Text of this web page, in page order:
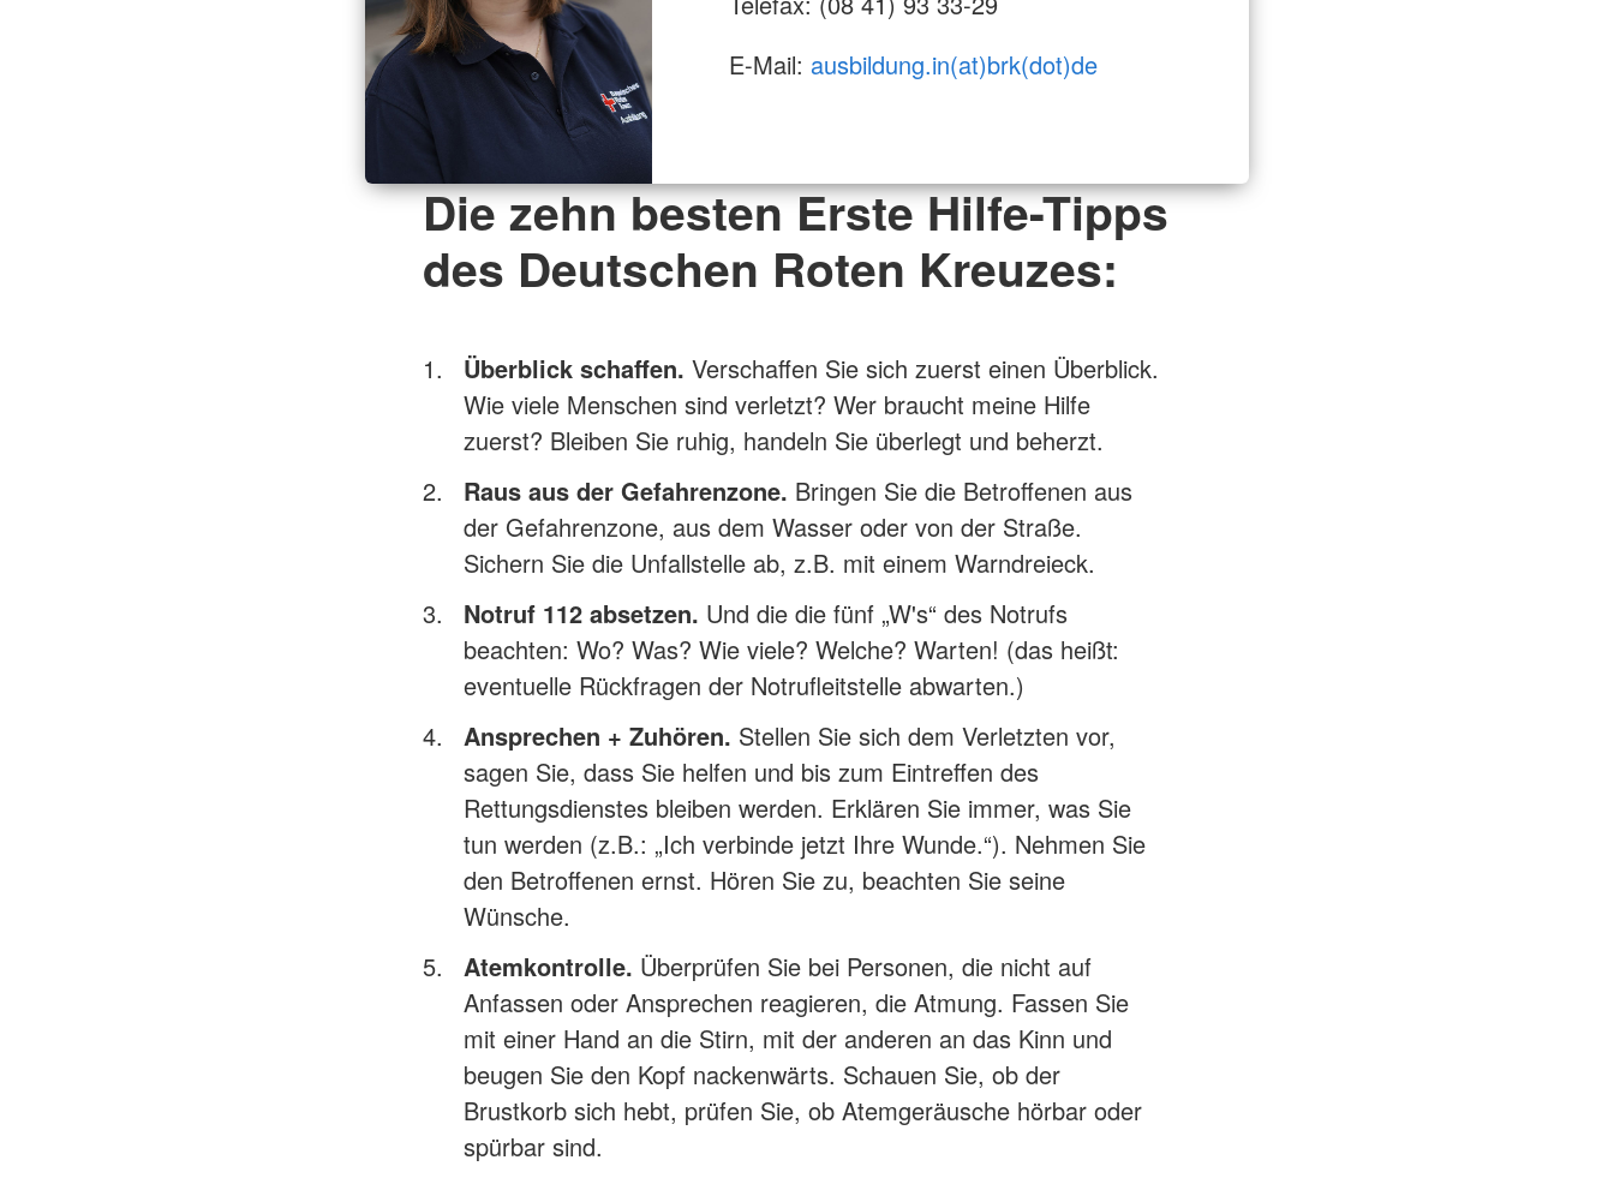
E-Mail: ausbildung.in(at)brk(dot)de
Die zehn besten Erste Hilfe-Tipps
des Deutschen Roten Kreuzes:
Überblick schaffen. Verschaffen Sie sich zuerst einen Überblick.
Wie viele Menschen sind verletzt? Wer braucht meine Hilfe
zuerst? Bleiben Sie ruhig, handeln Sie überlegt und beherzt.
Raus aus der Gefahrenzone. Bringen Sie die Betroffenen aus
der Gefahrenzone, aus dem Wasser oder von der Straße.
Sichern Sie die Unfallstelle ab, z.B. mit einem Warndreieck.
Notruf 112 absetzen. Und die die fünf „W's“ des Notrufs
beachten: Wo? Was? Wie viele? Welche? Warten! (das heißt:
eventuelle Rückfragen der Notrufleitstelle abwarten.)
Ansprechen + Zuhören. Stellen Sie sich dem Verletzten vor,
sagen Sie, dass Sie helfen und bis zum Eintreffen des
Rettungsdienstes bleiben werden. Erklären Sie immer, was Sie
tun werden (z.B.: „Ich verbinde jetzt Ihre Wunde.“). Nehmen Sie
den Betroffenen ernst. Hören Sie zu, beachten Sie seine
Wünsche.
Atemkontrolle. Überprüfen Sie bei Personen, die nicht auf
Anfassen oder Ansprechen reagieren, die Atmung. Fassen Sie
mit einer Hand an die Stirn, mit der anderen an das Kinn und
beugen Sie den Kopf nackenwärts. Schauen Sie, ob der
Brustkorb sich hebt, prüfen Sie, ob Atemgeräusche hörbar oder
spürbar sind.